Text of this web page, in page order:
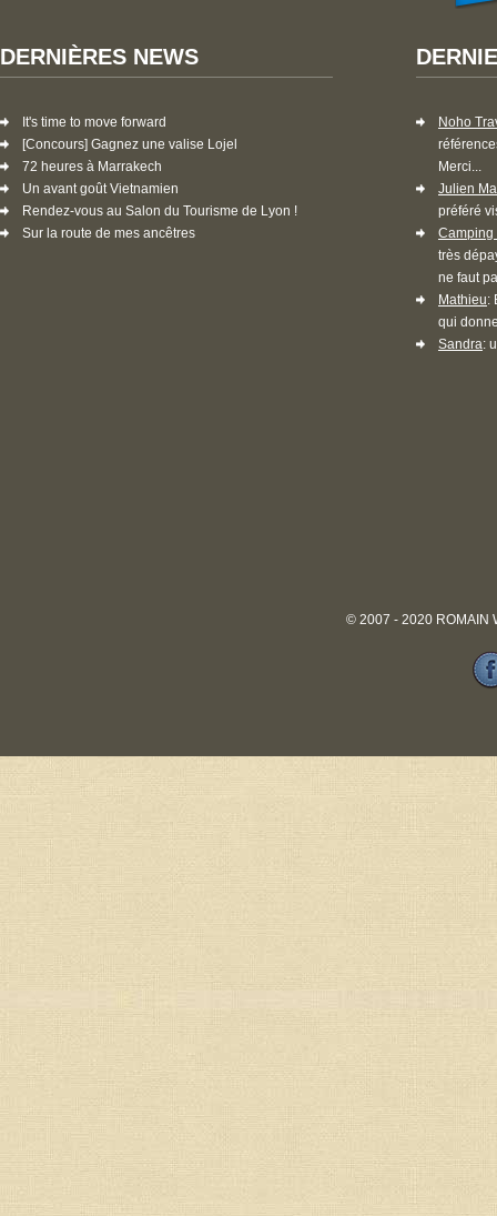
DERNIÈRES NEWS
It's time to move forward
[Concours] Gagnez une valise Lojel
72 heures à Marrakech
Un avant goût Vietnamien
Rendez-vous au Salon du Tourisme de Lyon !
Sur la route de mes ancêtres
Noho
Merci...
Julien
préféré
Camping
très
ne faut
Mathieu:
qui
Sandra:
© 2007 - 2020 ROMAIN